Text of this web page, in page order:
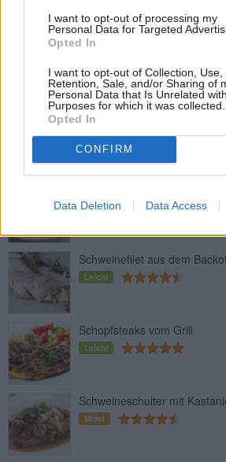
I want to opt-out of processing my
Personal Data for Targeted
Opted In
I want to opt-out of Collection, Use,
Retention, Sale, and/or Sharing of
Personal Data that Is Unrelated
Purposes for which it was collected.
Opted In
CONFIRM
Data Deletion Data Access
Knuspriger
Koteletts gebacken
Leicht
Mittel
Schweinefilet aus dem
Leicht
Schopfsteaks vom Grill
Leicht
Schweineschulter mit
Mittel